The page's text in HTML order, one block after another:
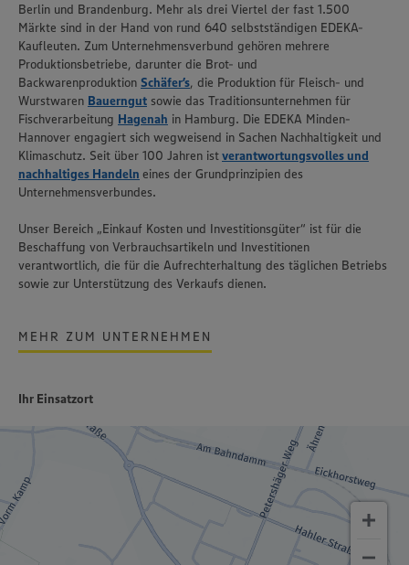
Berlin und Brandenburg. Mehr als drei Viertel der fast 1.500
Märkte sind in der Hand von rund 640 selbstständigen EDEKA-
Kaufleuten. Zum Unternehmensverbund gehören mehrere
Produktionsbetriebe, darunter die Brot- und
Backwarenproduktion Schäfer’s, die Produktion für Fleisch- und
Wurstwaren Bauerngut sowie das Traditionsunternehmen für
Fischverarbeitung Hagenah in Hamburg. Die EDEKA Minden-
Hannover engagiert sich wegweisend in Sachen Nachhaltigkeit und
Klimaschutz. Seit über 100 Jahren istverantwortungsvolles und
nachhaltiges Handeln eines der Grundprinzipien des
Unternehmensverbundes.
Unser Bereich „Einkauf Kosten und Investitionsgüter“ ist für die
Beschaffung von Verbrauchsartikeln und Investitionen
verantwortlich, die für die Aufrechterhaltung des täglichen Betriebs
sowie zur Unterstützung des Verkaufs dienen.
MEHR ZUM UNTERNEHMEN
Ihr Einsatzort